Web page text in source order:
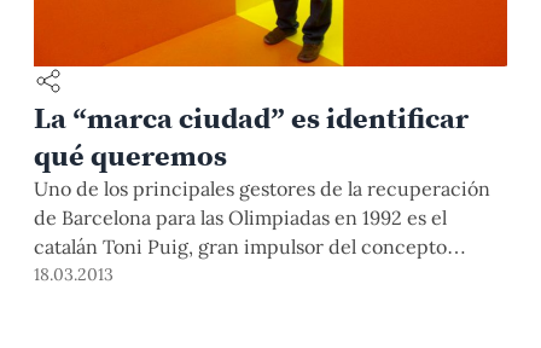
La “marca ciudad” es identificar
qué queremos
Uno de los principales gestores de la recuperación
de Barcelona para las Olimpiadas en 1992 es el
catalán Toni Puig, gran impulsor del concepto
“marca ciudad”. Por lo general, el desarrollo de la
18.03.2013